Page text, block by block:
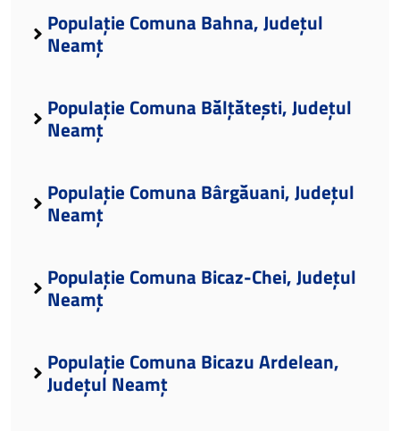
Populație Comuna Bahna, Județul
Neamț
Populație Comuna Bălțătești, Județul
Neamț
Populație Comuna Bârgăuani, Județul
Neamț
Populație Comuna Bicaz-Chei, Județul
Neamț
Populație Comuna Bicazu Ardelean,
Județul Neamț